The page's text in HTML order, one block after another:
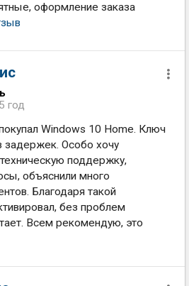
оформление заказа
год
Windows 10 Home. Ключ
задержек. Особо хочу
поддержку,
объяснили много
Благодаря такой
без проблем
Всем рекомендую, это